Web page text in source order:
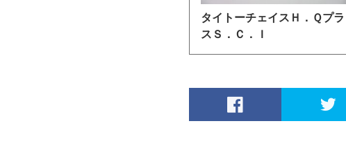
タイトーチェイスＨ．Ｑプラ
スＳ．Ｃ．Ｉ